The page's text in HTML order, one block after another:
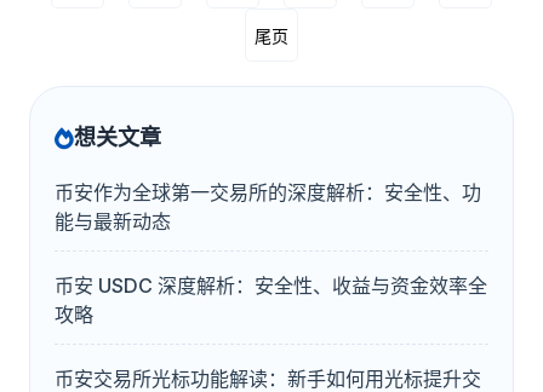
尾页
想关文章
币安作为全球第一交易所的深度解析：安全性、功
能与最新动态
币安 USDC 深度解析：安全性、收益与资金效率全
攻略
币安交易所光标功能解读：新手如何用光标提升交